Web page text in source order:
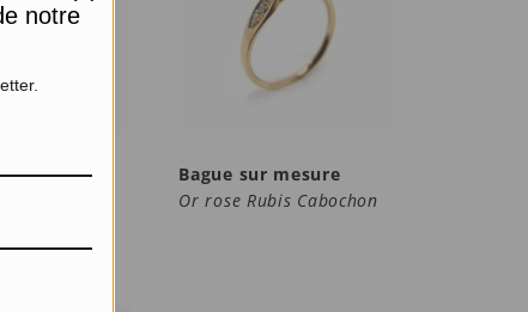
à Face
Bague sur mesure
Or rose Rubis Cabochon
notre